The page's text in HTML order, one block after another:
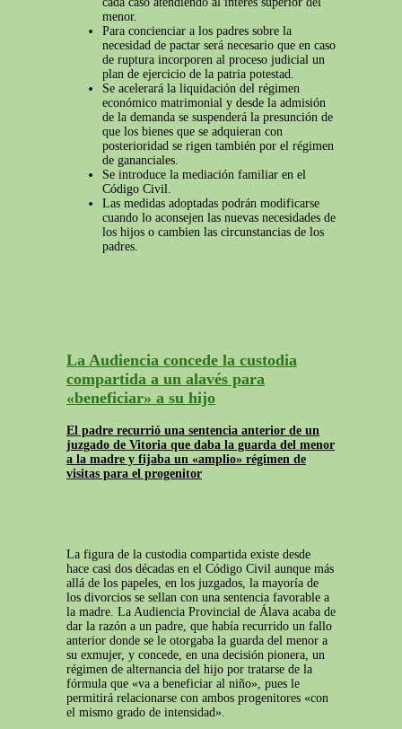
menor.
Para concienciar a los padres sobre la
necesidad de pactar será necesario que en caso
de ruptura incorporen al proceso judicial un
plan de ejercicio de la patria potestad.
Se acelerará la liquidación del régimen
económico matrimonial y desde la admisión
de la demanda se suspenderá la presunción de
que los bienes que se adquieran con
posterioridad se rigen también por el régimen
de gananciales.
Se introduce la mediación familiar en el
Código Civil.
Las medidas adoptadas podrán modificarse
cuando lo aconsejen las nuevas necesidades de
los hijos o cambien las circunstancias de los
padres.
La Audiencia concede la custodia
compartida a un alavés para
«beneficiar» a su hijo
El padre recurrió una sentencia anterior de un
juzgado de Vitoria que daba la guarda del menor
a la madre y fijaba un «amplio» régimen de
visitas para el progenitor
La figura de la custodia compartida existe desde
hace casi dos décadas en el Código Civil aunque más
allá de los papeles, en los juzgados, la mayoría de
los divorcios se sellan con una sentencia favorable a
la madre. La Audiencia Provincial de Álava acaba de
dar la razón a un padre, que había recurrido un fallo
anterior donde se le otorgaba la guarda del menor a
su exmujer, y concede, en una decisión pionera, un
régimen de alternancia del hijo por tratarse de la
fórmula que «va a beneficiar al niño», pues le
permitirá relacionarse con ambos progenitores «con
el mismo grado de intensidad».